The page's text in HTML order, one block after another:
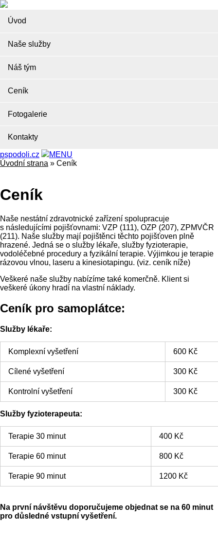
Úvod
Naše služby
Náš tým
Ceník
Fotogalerie
Kontakty
pspodoli.cz
MENU
Úvodní strana » Ceník
Ceník
Naše nestátní zdravotnické zařízení spolupracuje
s následujícími pojišťovnami: VZP (111), OZP (207), ZPMVČR
(211). Naše služby mají pojištěnci těchto pojišťoven plně
hrazené. Jedná se o služby lékaře, služby fyzioterapie,
vodoléčebné procedury a fyzikální terapie. Výjimkou je terapie
rázovou vlnou, laseru a kinesiotapingu. (viz. ceník níže)
Veškeré naše služby nabízíme také komerčně. Klient si
veškeré úkony hradí na vlastní náklady.
Ceník pro samoplátce:
Služby lékaře:
Komplexní vyšetření 600 Kč
Cílené vyšetření 300 Kč
Kontrolní vyšetření 300 Kč
Služby fyzioterapeuta:
Terapie 30 minut 400 Kč
Terapie 60 minut 800 Kč
Terapie 90 minut 1200 Kč
Na první návštěvu doporučujeme objednat se na 60 minut
pro důsledné vstupní vyšetření.